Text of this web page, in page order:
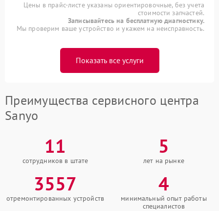
Цены в прайс-листе указаны ориентировочные, без учета
стоимости запчастей.
Записывайтесь на бесплатную диагностику.
Мы проверим ваше устройство и укажем на неисправность.
Показать все услуги
Преимущества сервисного центра
Sanyo
11
сотрудников в штате
5
лет на рынке
3557
отремонтированных устройств
4
минимальный опыт работы
специалистов